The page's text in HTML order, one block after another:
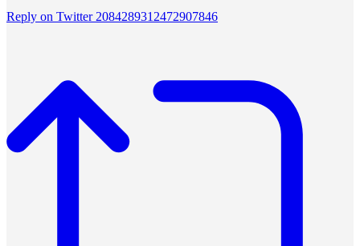
Reply on Twitter 2084289312472907846